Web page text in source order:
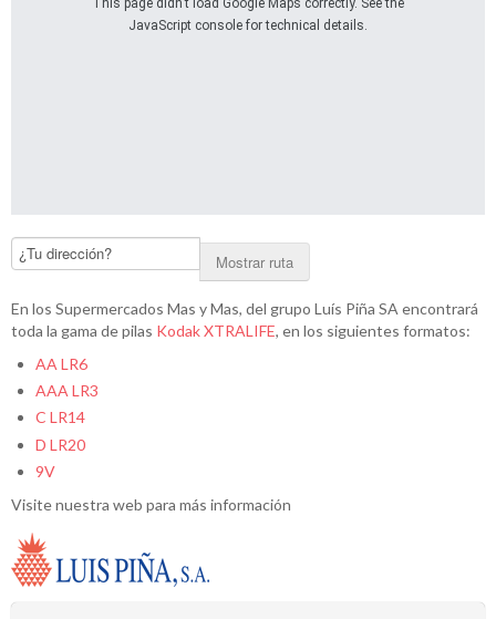
This page didn't load Google Maps correctly. See the
JavaScript console for technical details.
Mostrar ruta
En los Supermercados Mas y Mas, del grupo Luís Piña SA encontrará
toda la gama de pilas Kodak XTRALIFE, en los siguientes formatos:
AA LR6
AAA LR3
C LR14
D LR20
9V
Visite nuestra web para más información